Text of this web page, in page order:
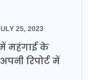
25, 2023
में महंगाई के
रिपोर्ट में